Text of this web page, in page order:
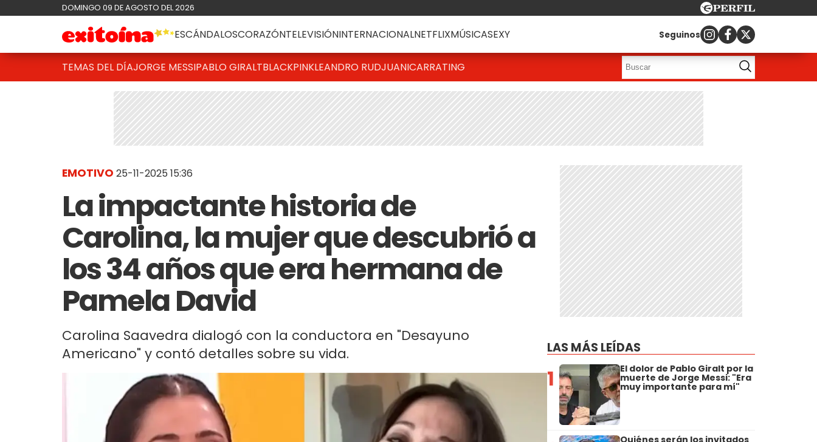
DOMINGO 09 DE AGOSTO DEL 2026
ESCÁNDALOSCORAZÓNTELEVISIÓNINTERNACIONALNETFLIXMÚSICASEXY Seguinos
TEMAS DEL DÍAJORGE MESSIPABLO GIRALTBLACKPINKLEANDRO RUDJUANICARRATING
EMOTIVO 25-11-2025 15:36
La impactante historia de
Carolina, la mujer que descubrió a
los 34 años que era hermana de
Pamela David
Carolina Saavedra dialogó con la conductora en "Desayuno
Americano" y contó detalles sobre su vida.
LAS MÁS LEÍDAS
1 El dolor de Pablo Giralt por la
muerte de Jorge Messi: "Era
muy importante para mí"